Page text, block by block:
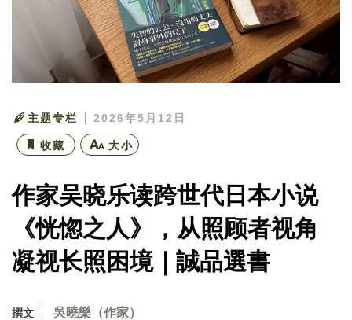
主题专栏 2026年5月12日
收藏 大小
作家吴晓乐读跨世代日本小说
《恍惚之人》，从照顾者视角
凝视长照困境｜誠品選書
撰文 吳曉樂（作家）